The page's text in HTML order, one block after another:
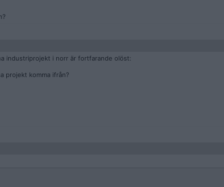
industriprojekt i norr är fortfarande olöst:
projekt komma ifrån?